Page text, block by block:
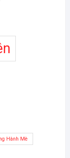
Hành Mè